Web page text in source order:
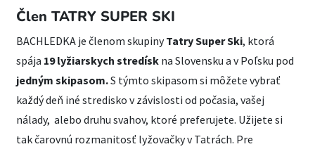
Člen TATRY SUPER SKI
BACHLEDKA je členom skupinyTatry Super Ski, ktorá
spája 19 lyžiarskych stredísk na Slovensku a v Poľsku pod
jedným skipasom.S týmto skipasom si môžete vybrať
každý deň iné stredisko v závislosti od počasia, vašej
nálady, alebo druhu svahov, ktoré preferujete. Užijete si
tak čarovnú rozmanitosť lyžovačky v Tatrách. Pre